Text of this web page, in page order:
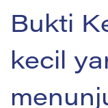
Bukti
kecil